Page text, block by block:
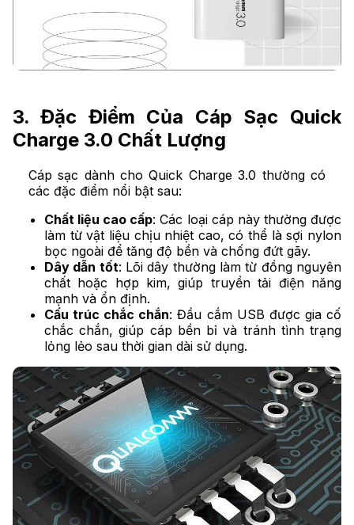
3. Đặc Điểm Của Cáp Sạc Quick
Charge 3.0 Chất Lượng
Cáp sạc dành cho Quick Charge 3.0 thường có
các đặc điểm nổi bật sau:
Chất liệu cao cấp: Các loại cáp này thường được
làm từ vật liệu chịu nhiệt cao, có thể là sợi nylon
bọc ngoài để tăng độ bền và chống đứt gãy.
Dây dẫn tốt: Lõi dây thường làm từ đồng nguyên
chất hoặc hợp kim, giúp truyền tải điện năng
mạnh và ổn định.
Cấu trúc chắc chắn: Đầu cắm USB được gia cố
chắc chắn, giúp cáp bền bỉ và tránh tình trạng
lỏng lẻo sau thời gian dài sử dụng.